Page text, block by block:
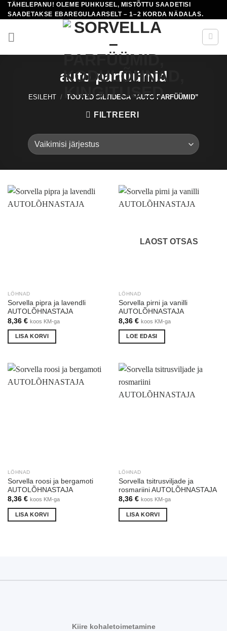
Skip
to
content
TÄHELEPANU! OLEME PUHKUSEL, MISTÕTTU SAADETISI
SAADETAKSE EBAREGULAARSELT – 1–2 KORDA NÄDALAS.
auto parfüümid
ESILEHT / TOOTED SILTIDEGA “AUTO PARFÜÜMID”
FILTREERI
LÕHNAD
Sorvella pipra ja lavendli
AUTOLÕHNASTAJA
8,36 € koos KM-ga
LISA KORVI
LAOST OTSAS
LÕHNAD
Sorvella pirni ja vanilli
AUTOLÕHNASTAJA
8,36 € koos KM-ga
LOE EDASI
LÕHNAD
Sorvella roosi ja bergamoti
AUTOLÕHNASTAJA
8,36 € koos KM-ga
LISA KORVI
LÕHNAD
Sorvella tsitrusviljade ja
rosmariini AUTOLÕHNASTAJA
8,36 € koos KM-ga
LISA KORVI
Kiire kohaletoimetamine